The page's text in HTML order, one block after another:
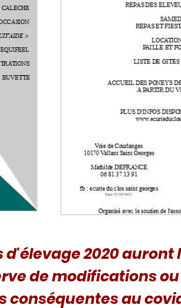
d'élevage 2020 auront
de modifications ou
conséquentes au